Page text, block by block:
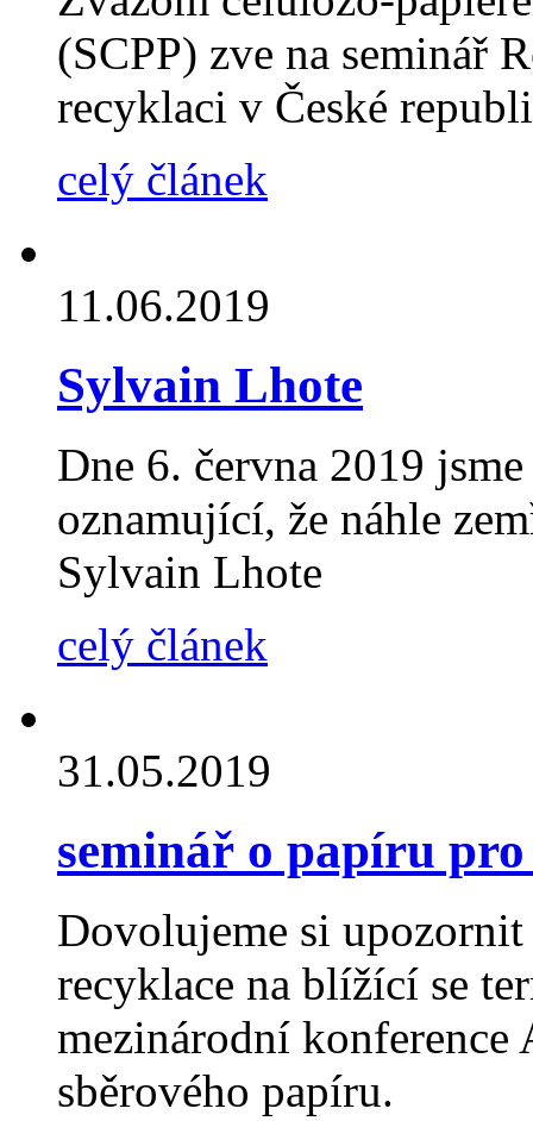
(SCPP) zve na seminář
recyklaci v České
celý článek
11.06.2019
Sylvain Lhote
Dne 6. června 2019
oznamující, že náhle
Sylvain Lhote
celý článek
31.05.2019
seminář o papíru
Dovolujeme si
recyklace na blížící se
mezinárodní konference
sběrového papíru.